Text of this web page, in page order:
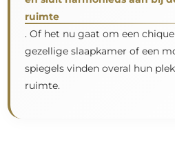
ruimte
. Of het nu gaat om een
gezellige slaapkamer of een
spiegels vinden overal hun
ruimte.